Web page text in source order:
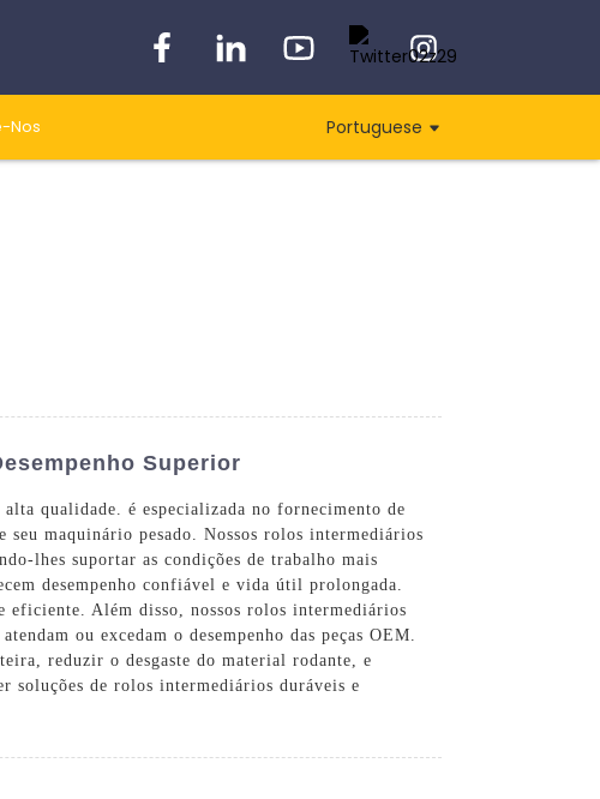
Nos Portuguese
Superior
qualidade. é especializada no fornecimento de
seu maquinário pesado. Nossos rolos intermediários
lhes suportar as condições de trabalho mais
desempenho confiável e vida útil prolongada.
eficiente. Além disso, nossos rolos intermediários
ou excedam o desempenho das peças OEM.
reduzir o desgaste do material rodante, e
soluções de rolos intermediários duráveis ​​e